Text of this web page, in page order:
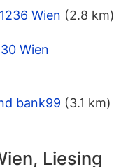
Wien (2.8 km)
Wien
bank99 (3.1 km)
Liesing